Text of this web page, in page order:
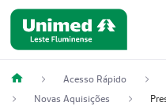
Acesso Rápido
Novas Aquisições